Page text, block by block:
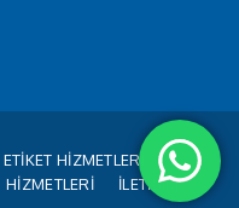
ETİKET HİZMETLERİ
İLETİŞİM